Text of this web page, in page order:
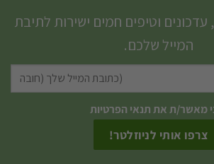
וטיפים חמים ישירות לתיבת
המייל שלכם.
מאשר/ת אתתנאי הפרטיות